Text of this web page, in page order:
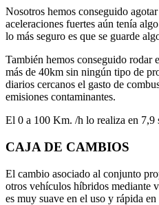
Nosotros hemos conseguido
aceleraciones fuertes aún tenía
lo más seguro es que se guarde
También hemos conseguido rodar
más de 40km sin ningún tipo de
diarios cercanos el gasto de
emisiones contaminantes.
El 0 a 100 Km. /h lo realiza en 7,9
CAJA DE CAMBIOS
El cambio asociado al conjunto
otros vehículos híbridos mediante
es muy suave en el uso y rápida